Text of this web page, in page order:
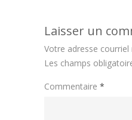
Laisser un
Votre adresse courriel
Les champs
Commentaire *